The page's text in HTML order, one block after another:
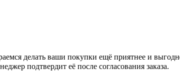
делать ваши покупки ещё приятнее и
подтвердит её после согласования заказа.